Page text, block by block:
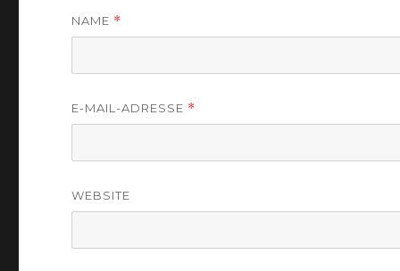
NAME *
E-MAIL-ADRESSE *
WEBSITE